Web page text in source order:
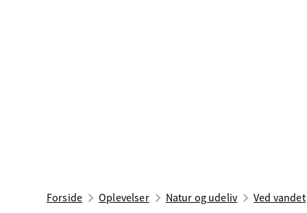
Forside Oplevelser Natur og udeliv Ved vandet